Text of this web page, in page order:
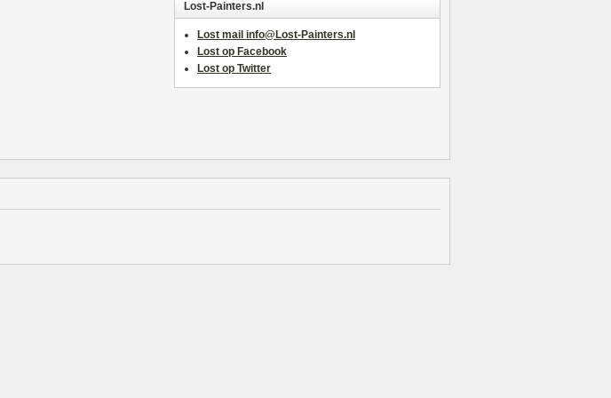
Lost-Painters.nl
Lost mail info@Lost-Painters.nl
Lost op Facebook
Lost op Twitter